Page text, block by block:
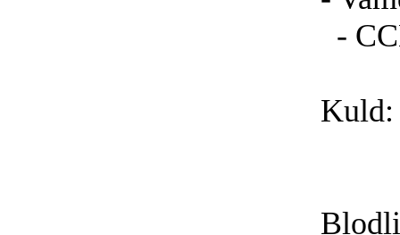
-
Kuld: